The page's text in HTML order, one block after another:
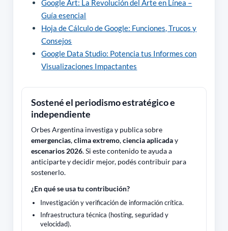
Google Art: La Revolución del Arte en Línea –
Guía esencial
Hoja de Cálculo de Google: Funciones, Trucos y
Consejos
Google Data Studio: Potencia tus Informes con
Visualizaciones Impactantes
Sostené el periodismo estratégico e
independiente
Orbes Argentina investiga y publica sobre
emergencias,clima extremo,ciencia aplicaday
escenarios 2026. Si este contenido te ayuda a
anticiparte y decidir mejor, podés contribuir para
sostenerlo.
¿En qué se usa tu contribución?
Investigación y verificación de información crítica.
Infraestructura técnica (hosting, seguridad y
velocidad).